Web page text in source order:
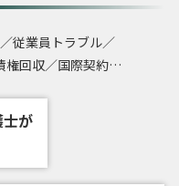
従業員トラブル／
権回収／国際契約…
が